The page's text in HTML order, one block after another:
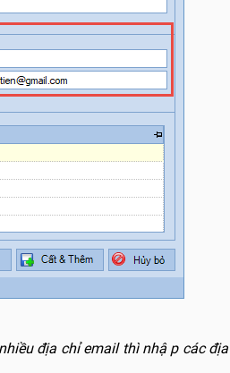
địa chỉ email thì nhập các địa